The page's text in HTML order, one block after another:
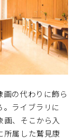
の代わりに飾ら
ライブラリに
画、そこから入
所属した鷲見康